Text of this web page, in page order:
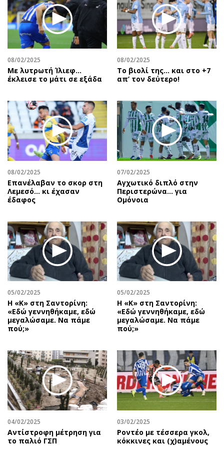
08/02/2025
Με λυτρωτή Ίλιεφ…
έκλεισε το μάτι σε εξάδα
08/02/2025
Το βιολί της… και στο +7
απ’ τον δεύτερο!
08/02/2025
Επανέλαβαν το σκορ στη
Λεμεσό… κι έχασαν
έδαφος
07/02/2025
Αγχωτικό διπλό στην
Περιστερώνα… για
Ομόνοια
05/02/2025
Η «Κ» στη Σαντορίνη:
«Εδώ γεννηθήκαμε, εδώ
μεγαλώσαμε. Να πάμε
πού;»
05/02/2025
Η «Κ» στη Σαντορίνη:
«Εδώ γεννηθήκαμε, εδώ
μεγαλώσαμε. Να πάμε
πού;»
04/02/2025
Αντίστροφη μέτρηση για
το παλιό ΓΣΠ
03/02/2025
Ροντέο με τέσσερα γκολ,
κόκκινες και (χ)αμένους